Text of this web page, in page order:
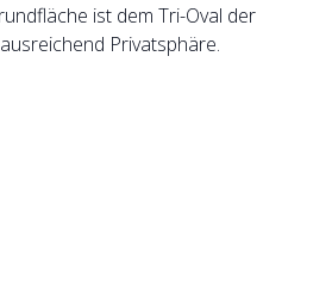
ist dem Tri-Oval der
Privatsphäre.